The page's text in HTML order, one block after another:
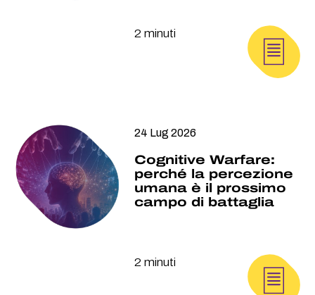
2 minuti
24 Lug 2026
Cognitive Warfare:
perché la percezione
umana è il prossimo
campo di battaglia
2 minuti